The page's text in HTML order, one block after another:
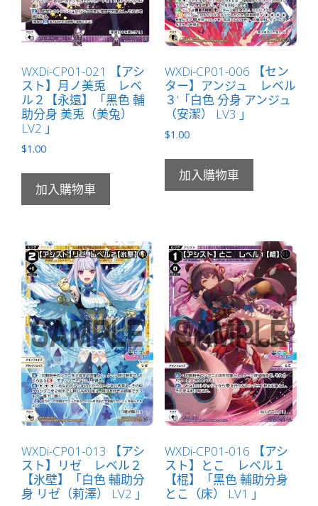
WXDi-CP01-021 【アシ
スト】月ノ美兎 レベ
ル２【永遠】「黑色 輔
助分身 美兎（美兔）
LV2 」
$1.00
加入購物車
WXDi-CP01-006 【セン
ター】アンジュ レベル
３’「白色 分身 アンジュ
（安潔） LV3 」
$1.00
加入購物車
WXDi-CP01-013 【アシ
スト】リゼ レベル２
【氷壁】「白色 輔助分
身 リゼ（莉澤） LV2 」
WXDi-CP01-016 【アシ
スト】とこ レベル１
【棍】「黑色 輔助分身
とこ（床） LV1 」